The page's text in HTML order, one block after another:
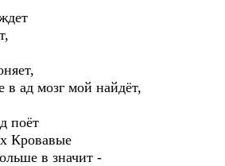
в ад мозг мой найдёт,
поёт
Кровавые
в значит -